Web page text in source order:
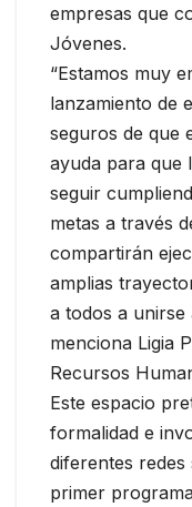
empresas que
Jóvenes.
“Estamos muy
lanzamiento de
seguros de que
ayuda para que
seguir
metas a través
compartirán
amplias
a todos a unirse
menciona Ligia
Recursos
Este espacio
formalidad e
diferentes redes
primer